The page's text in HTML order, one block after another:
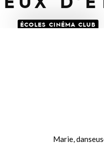
ÉCOLES CINÉMA CLUB
Marie,